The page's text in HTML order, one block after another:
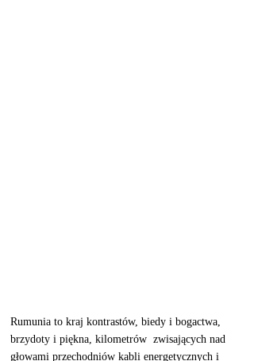
Rumunia to kraj kontrastów, biedy i bogactwa,
brzydoty i piękna, kilometrów  zwisających nad
głowami przechodniów kabli energetycznych i